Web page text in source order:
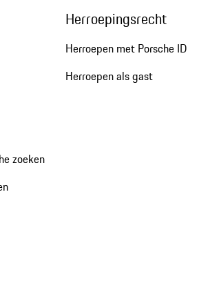
zoeken
Herroepingsrecht
Herroepen met Porsche ID
Herroepen als gast